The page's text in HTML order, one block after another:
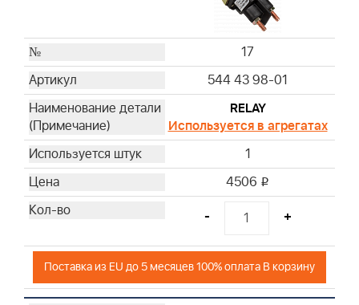
17
544 43 98-01
RELAY
Используется в агрегатах
1
4506 i
- +
Поставка из EU до 5 месяцев 100% оплата В корзину